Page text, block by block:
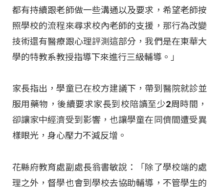
都有持續跟老師做一些溝通以及要求，希望老師按
照學校的流程來尋求校內老師的支援，那行為改變
技術還有醫療跟心理評測這部分，我們是在東華大
學的特教系教授指導下來進行三級輔導。」
家長指出，學童已在校方建議下，帶到醫院就診並
服用藥物，後續要求家長到校陪讀至少2周時間，
卻讓家中經濟受到影響，也讓學童在同儕間遭受異
樣眼光，身心壓力不減反增。
花縣府教育處副處長翁書敏說：「除了學校端的處
理之外，督學也會到學校去協助輔導，不管學生的